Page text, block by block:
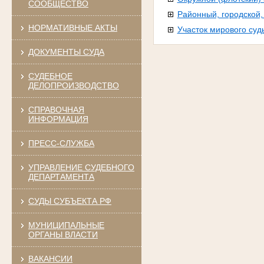
СООБЩЕСТВО
НОРМАТИВНЫЕ АКТЫ
ДОКУМЕНТЫ СУДА
СУДЕБНОЕ
ДЕЛОПРОИЗВОДСТВО
СПРАВОЧНАЯ
ИНФОРМАЦИЯ
ПРЕСС-СЛУЖБА
УПРАВЛЕНИЕ СУДЕБНОГО
ДЕПАРТАМЕНТА
СУДЫ СУБЪЕКТА РФ
МУНИЦИПАЛЬНЫЕ
ОРГАНЫ ВЛАСТИ
ВАКАНСИИ
Районный,
Участок мирового